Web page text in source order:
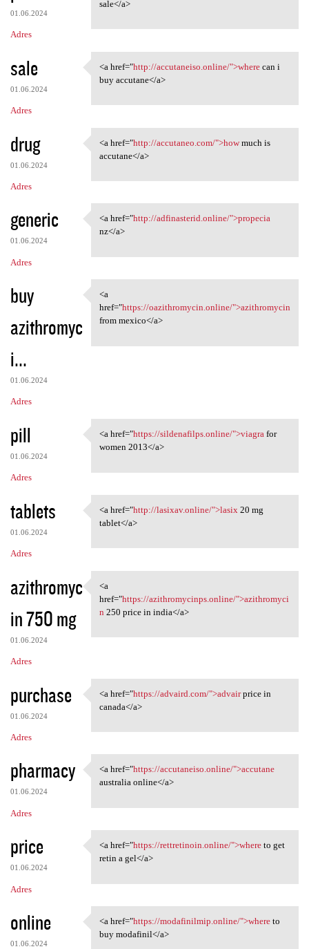
01.06.2024
Adres
sale</a>
sale
01.06.2024
Adres
<a href="http://accutaneiso
<a href="http://accutaneiso.online/">wherecan i
buy accutane</a>
drug
01.06.2024
Adres
<a href="http://accutaneo.com
<a href="http://accutaneo.com/">howmuch is
accutane</a>
generic
01.06.2024
Adres
<a href="http://adfinasterid
<a href="http://adfinasterid.online/">propecia
nz</a>
buy
azithromyc
i...
01.06.2024
Adres
<a href="https:/
<a
href="https://oazithromycin.online/">azithromycin
from mexico</a>
pill
01.06.2024
Adres
<a href="https://sildenafilps
<a href="https://sildenafilps.online/">viagrafor
women 2013</a>
tablets
01.06.2024
Adres
<a href="http://lasixav
<a href="http://lasixav.online/">lasix 20 mg
tablet</a>
azithromyc
in 750 mg
01.06.2024
Adres
<a href="https:/
<a
href="https://azithromycinps.online/">azithromyci
n 250 price in india</a>
purchase
01.06.2024
Adres
<a href="https://advaird.com/
<a href="https://advaird.com/">advairprice in
canada</a>
pharmacy
01.06.2024
Adres
<a href="https://accutaneiso
<a href="https://accutaneiso.online/">accutane
australia online</a>
price
01.06.2024
Adres
<a href="https://rettretinoin
<a href="https://rettretinoin.online/">whereto get
retin a gel</a>
online
01.06.2024
<a href="https://modafinilmip
<a href="https://modafinilmip.online/">whereto
buy modafinil</a>